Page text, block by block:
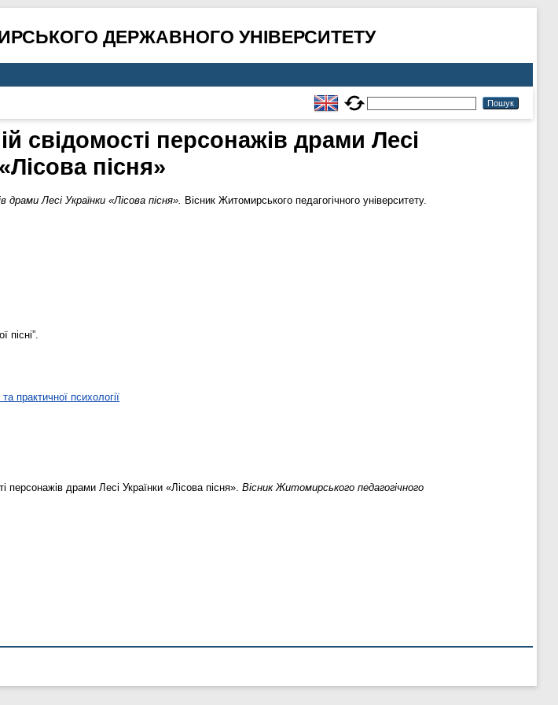
ДЕРЖАВНОГО УНІВЕРСИТЕТУ
свідомості персонажів драми Лесі
пісня»
драми Лесі Українки «Лісова пісня». Вісник Житомирського педагогічного університету.
пісні”.
практичної психології
персонажів драми Лесі Українки «Лісова пісня». Вісник Житомирського педагогічного